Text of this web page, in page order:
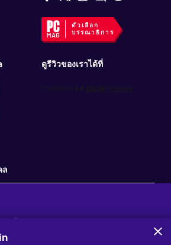
ตัวเลือก
บรรณาธิการ
ดูรีวิวของเราได้ที่
ล
มูลเกี่ยวกับผู้ใช้เว็บไซต์นี้ เราใช้ข้อมูลนี้เพื่อ